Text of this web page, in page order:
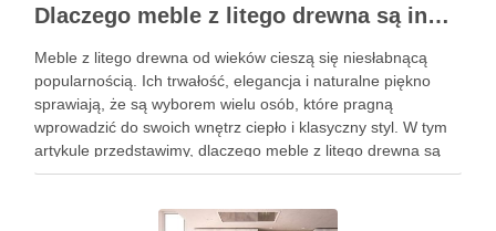
Dlaczego meble z litego drewna są inwestycją na całe życie?
Meble z litego drewna od wieków cieszą się niesłabnącą
popularnością. Ich trwałość, elegancja i naturalne piękno
sprawiają, że są wyborem wielu osób, które pragną
wprowadzić do swoich wnętrz ciepło i klasyczny styl. W tym
artykule przedstawimy, dlaczego meble z litego drewna są
inwestycją na całe życie, jakie korzyści niesie za …